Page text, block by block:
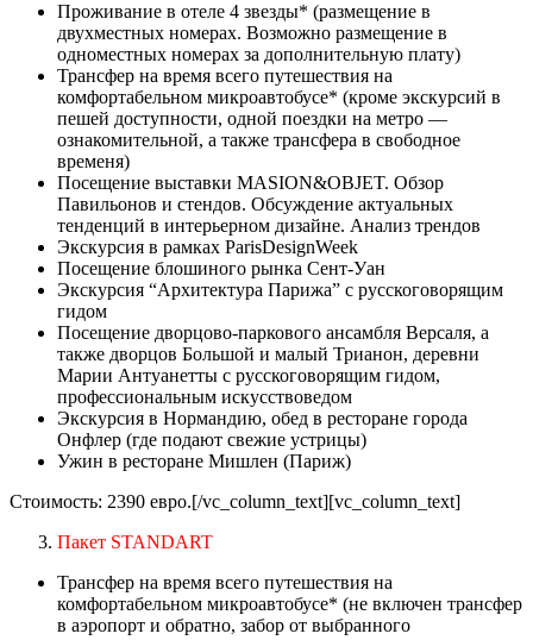
Проживание в отеле 4 звезды* (размещение в
двухместных номерах. Возможно размещение в
одноместных номерах за дополнительную плату)
Трансфер на время всего путешествия на
комфортабельном микроавтобусе* (кроме экскурсий в
пешей доступности, одной поездки на метро —
ознакомительной, а также трансфера в свободное
временя)
Посещение выставки MASION&OBJET. Обзор
Павильонов и стендов. Обсуждение актуальных
тенденций в интерьерном дизайне. Анализ трендов
Экскурсия в рамках ParisDesignWeek
Посещение блошиного рынка Сент-Уан
Экскурсия “Архитектура Парижа” с русскоговорящим
гидом
Посещение дворцово-паркового ансамбля Версаля, а
также дворцов Большой и малый Трианон, деревни
Марии Антуанетты с русскоговорящим гидом,
профессиональным искусствоведом
Экскурсия в Нормандию, обед в ресторане города
Онфлер (где подают свежие устрицы)
Ужин в ресторане Мишлен (Париж)
Стоимость: 2390 евро.[/vc_column_text][vc_column_text]
Пакет STANDART
Трансфер на время всего путешествия на
комфортабельном микроавтобусе* (не включен трансфер
в аэропорт и обратно, забор от выбранного